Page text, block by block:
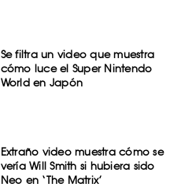
Se filtra un video que muestra
cómo luce el Super Nintendo
World en Japón
Extraño video muestra cómo se
vería Will Smith si hubiera sido
Neo en ‘The Matrix’